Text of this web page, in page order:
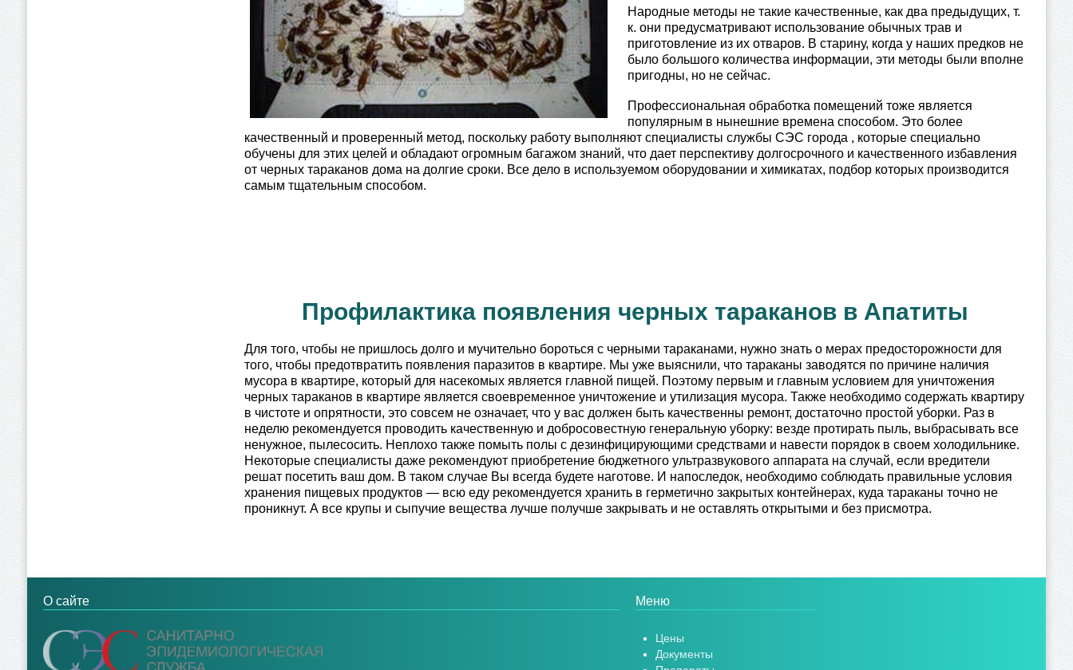
Народные методы не такие качественные, как два предыдущих, т.
к. они предусматривают использование обычных трав и
приготовление из их отваров. В старину, когда у наших предков не
было большого количества информации, эти методы были вполне
пригодны, но не сейчас.
Профессиональная обработка помещений тоже является
популярным в нынешние времена способом. Это более
качественный и проверенный метод, поскольку работу выполняют специалисты службы СЭС города , которые специально
обучены для этих целей и обладают огромным багажом знаний, что дает перспективу долгосрочного и качественного избавления
от черных тараканов дома на долгие сроки. Все дело в используемом оборудовании и химикатах, подбор которых производится
самым тщательным способом.
Профилактика появления черных тараканов в Апатиты
Для того, чтобы не пришлось долго и мучительно бороться с черными тараканами, нужно знать о мерах предосторожности для
того, чтобы предотвратить появления паразитов в квартире. Мы уже выяснили, что тараканы заводятся по причине наличия
мусора в квартире, который для насекомых является главной пищей. Поэтому первым и главным условием для уничтожения
черных тараканов в квартире является своевременное уничтожение и утилизация мусора. Также необходимо содержать квартиру
в чистоте и опрятности, это совсем не означает, что у вас должен быть качественны ремонт, достаточно простой уборки. Раз в
неделю рекомендуется проводить качественную и добросовестную генеральную уборку: везде протирать пыль, выбрасывать все
ненужное, пылесосить. Неплохо также помыть полы с дезинфицирующими средствами и навести порядок в своем холодильнике.
Некоторые специалисты даже рекомендуют приобретение бюджетного ультразвукового аппарата на случай, если вредители
решат посетить ваш дом. В таком случае Вы всегда будете наготове. И напоследок, необходимо соблюдать правильные условия
хранения пищевых продуктов — всю еду рекомендуется хранить в герметично закрытых контейнерах, куда тараканы точно не
проникнут. А все крупы и сыпучие вещества лучше получше закрывать и не оставлять открытыми и без присмотра.
О сайте Меню
Цены
Документы